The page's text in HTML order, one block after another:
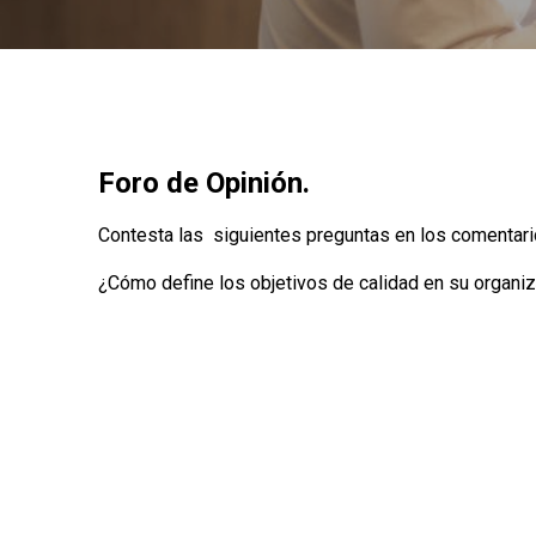
Foro de Opinión.
Contesta las siguientes preguntas en los
¿Cómo define los objetivos de calidad en su